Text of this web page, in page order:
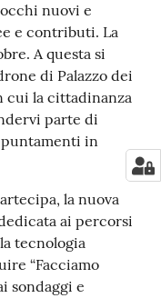
nuovi e
e contributi. La
A questa si
di Palazzo dei
cui la cittadinanza
parte di
in
la nuova
ai percorsi
tecnologia
“Facciamo
sondaggi e